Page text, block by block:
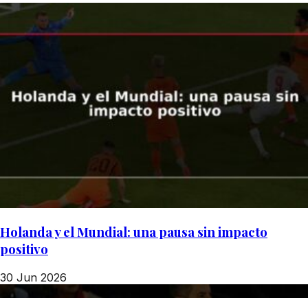
Holanda y el Mundial: una pausa sin impacto
positivo
30 Jun 2026